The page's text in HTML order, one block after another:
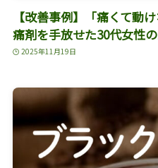
【改善事例】「痛くて動
痛剤を手放せた30代女性
2025年11月19日